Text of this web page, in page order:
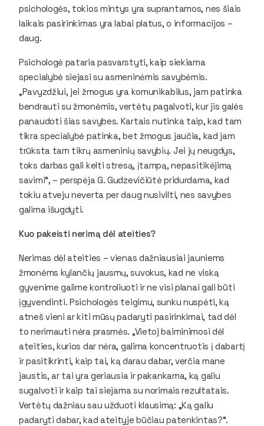
psichologės, tokios mintys yra suprantamos, nes šiais
laikais pasirinkimas yra labai platus, o informacijos –
daug.
Psichologė pataria pasvarstyti, kaip siekiama
specialybė siejasi su asmeninėmis savybėmis.
„Pavyzdžiui, jei žmogus yra komunikabilus, jam patinka
bendrauti su žmonėmis, vertėtų pagalvoti, kur jis galės
panaudoti šias savybes. Kartais nutinka taip, kad tam
tikra specialybė patinka, bet žmogus jaučia, kad jam
trūksta tam tikrų asmeninių savybių. Jei jų neugdys,
toks darbas gali kelti stresą, įtampą, nepasitikėjimą
savimi“, – perspėja G. Gudzevičiūtė pridurdama, kad
tokiu atveju neverta per daug nusivilti, nes savybes
galima išugdyti.
Kuo pakeisti nerimą dėl ateities?
Nerimas dėl ateities – vienas dažniausiai jauniems
žmonėms kylančių jausmų, suvokus, kad ne viską
gyvenime galime kontroliuoti ir ne visi planai gali būti
įgyvendinti. Psichologės teigimu, sunku nuspėti, ką
atneš vieni ar kiti mūsų padaryti pasirinkimai, tad dėl
to nerimauti nėra prasmės. „Vietoj baiminimosi dėl
ateities, kurios dar nėra, galima koncentruotis į dabartį
ir pasitikrinti, kaip tai, ką darau dabar, verčia mane
jaustis, ar tai yra geriausia ir pakankama, ką galiu
sugalvoti ir kaip tai siejama su norimais rezultatais.
Vertėtų dažniau sau užduoti klausimą: „Ką galiu
padaryti dabar, kad ateityje būčiau patenkintas?“.